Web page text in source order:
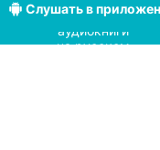
Слушатьв
Лучшие
аудиокниги
на русском